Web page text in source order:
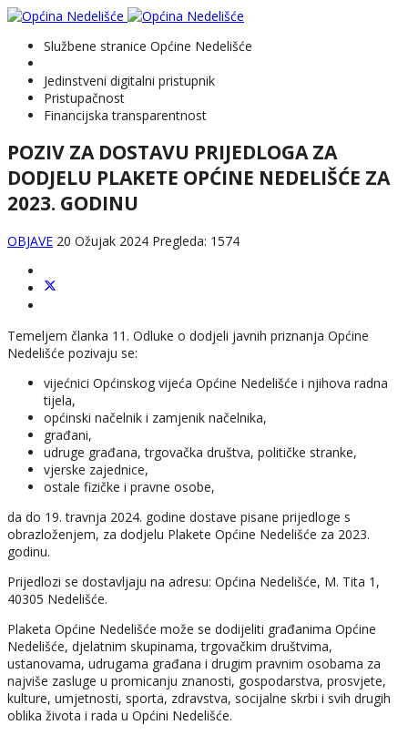
Službene stranice Općine Nedelišće
Jedinstveni digitalni pristupnik
Pristupačnost
Financijska transparentnost
POZIV ZA DOSTAVU PRIJEDLOGA ZA
DODJELU PLAKETE OPĆINE NEDELIŠĆE ZA
2023. GODINU
OBJAVE 20 Ožujak 2024 Pregleda: 1574
Temeljem članka 11. Odluke o dodjeli javnih priznanja Općine
Nedelišće pozivaju se:
vijećnici Općinskog vijeća Općine Nedelišće i njihova radna
tijela,
općinski načelnik i zamjenik načelnika,
građani,
udruge građana, trgovačka društva, političke stranke,
vjerske zajednice,
ostale fizičke i pravne osobe,
da do 19. travnja 2024. godine dostave pisane prijedloge s
obrazloženjem, za dodjelu Plakete Općine Nedelišće za 2023.
godinu.
Prijedlozi se dostavljaju na adresu: Općina Nedelišće, M. Tita 1,
40305 Nedelišće.
Plaketa Općine Nedelišće može se dodijeliti građanima Općine
Nedelišće, djelatnim skupinama, trgovačkim društvima,
ustanovama, udrugama građana i drugim pravnim osobama za
najviše zasluge u promicanju znanosti, gospodarstva, prosvjete,
kulture, umjetnosti, sporta, zdravstva, socijalne skrbi i svih drugih
oblika života i rada u Općini Nedelišće.